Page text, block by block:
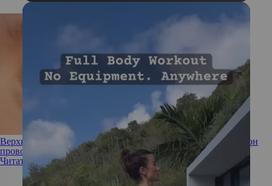
Верхняя блефаропластика: кому нужна подтяжка век и как он
проводится
Читать полностью